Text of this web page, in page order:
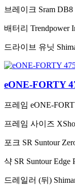
브레이크 Sram DB8
배터리 Trendpower
드라이브 유닛
eONE-FORTY
프레임 eONE-
프레임 사이즈
포크 SR Suntour
샥 SR Suntour Edge
드레일러 (뒤)